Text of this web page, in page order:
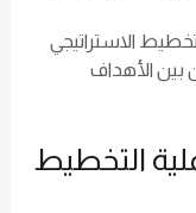
الاستراتيجي
بين الأهداف
التخطيط